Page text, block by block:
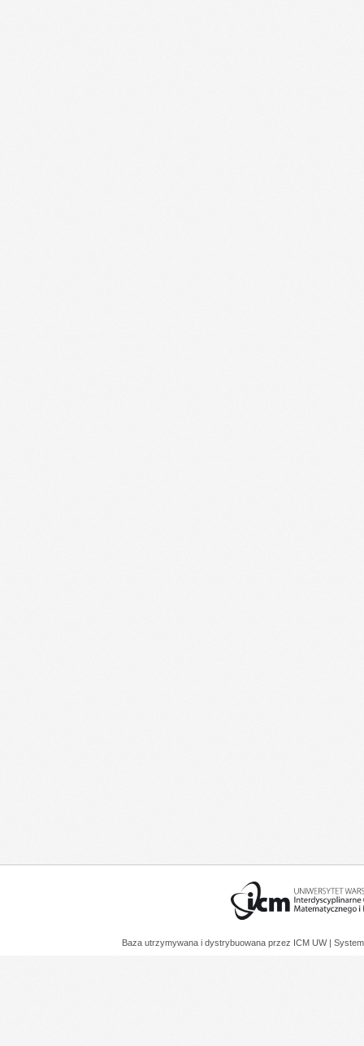
Baza utrzymywana i dystrybuowana przez ICM UW |